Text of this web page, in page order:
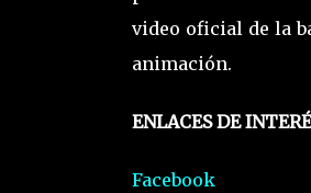
video oficial de la
animación.
ENLACES DE
Facebook